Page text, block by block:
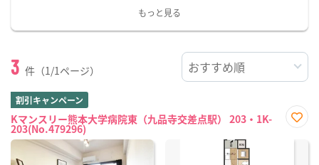
もっと見る
3 件（1/1ページ）
割引キャンペーン
Kマンスリー熊本大学病院東（九品寺交差点駅） 203・1K-
203(No.479296)
に入